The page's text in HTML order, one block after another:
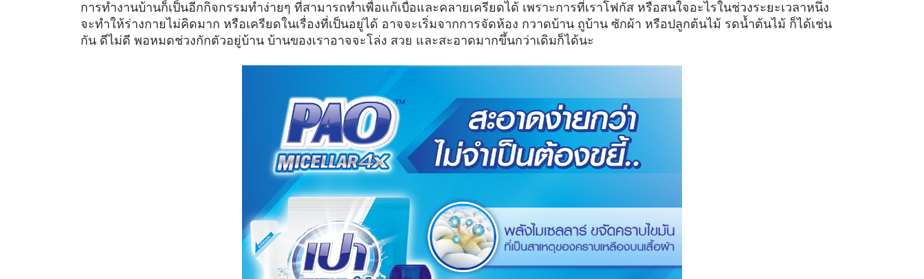
การทำงานบ้านก็เป็นอีกกิจกรรมทำง่ายๆ ที่สามารถทำเพื่อแก้เบื่อและคลายเครียดได้ เพราะการที่เราโฟกัส หรือสนใจอะไรในช่วงระยะเวลาหนึ่ง
จะทำให้ร่างกายไม่คิดมาก หรือเครียดในเรื่องที่เป็นอยู่ได้ อาจจะเริ่มจากการจัดห้อง กวาดบ้าน ถูบ้าน ซักผ้า หรือปลูกต้นไม้ รดน้ำต้นไม้ ก็ได้เช่น
กัน ดีไม่ดี พอหมดช่วงกักตัวอยู่บ้าน บ้านของเราอาจจะโล่ง สวย และสะอาดมากขึ้นกว่าเดิมก็ได้นะ